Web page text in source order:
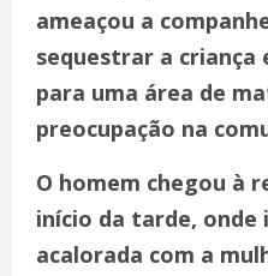
ameaçou a
sequestrar a criança
para uma área de
preocupação na
O homem chegou à
início da tarde, onde
acalorada com a